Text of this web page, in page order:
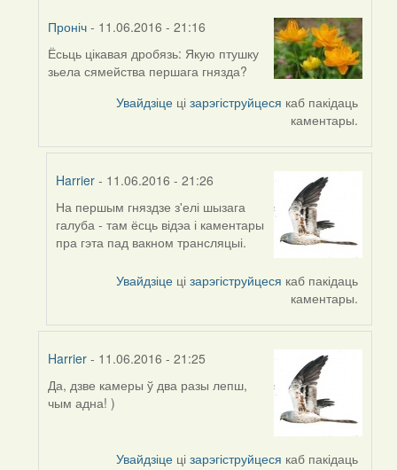
Проніч- 11.06.2016 - 21:16
In
reply
Ёсьць цікавая дробязь: Якую птушку
зьела сямейства першага гнязда?
Увайдзіце цізарэгіструйцеся каб пакідаць
каментары.
Harrier - 11.06.2016 - 21:26
In
reply
to
На першым гняздзе з'елі шызага
галуба - там ёсць відэа і каментары
пра гэта пад вакном трансляцыі.
Увайдзіце цізарэгіструйцеся каб пакідаць
каментары.
Harrier- 11.06.2016 - 21:25
In
reply
Да, дзве камеры ў два разы лепш,
чым адна! )
Увайдзіце цізарэгіструйцеся каб пакідаць